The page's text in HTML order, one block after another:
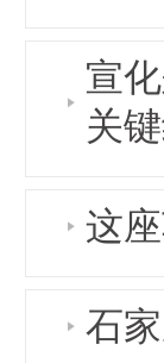
宣
关
这
石